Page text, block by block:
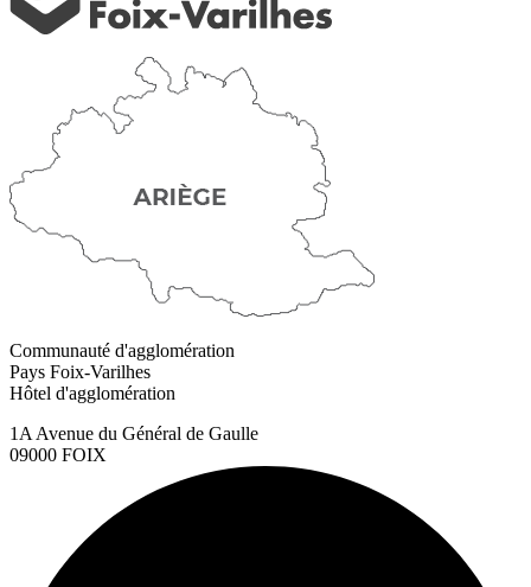
Communauté d'agglomération
Pays Foix-Varilhes
Hôtel d'agglomération
1A Avenue du Général de Gaulle
09000 FOIX